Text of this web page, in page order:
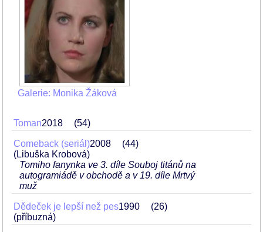
Galerie: Monika Žáková
Toman2018 54
Comeback (seriál)2008
44
(Libuška Krobová)
Tomiho fanynka ve 3. díle Souboj titánů na
autogramiádě v obchodě a v 19. díle Mrtvý
muž
Dědeček je lepší než pes1990
26
(příbuzná)